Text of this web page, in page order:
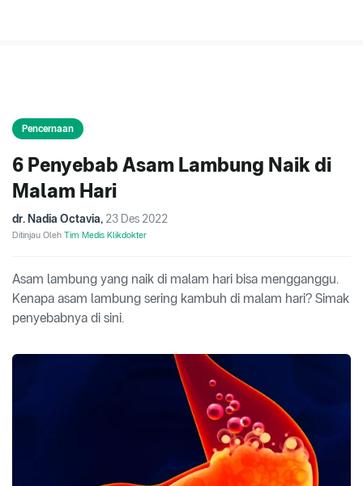
Pencernaan
6 Penyebab Asam Lambung Naik di
Malam Hari
dr. Nadia Octavia, 23 Des 2022
Ditinjau Oleh Tim Medis Klikdokter
Asam lambung yang naik di malam hari bisa mengganggu.
Kenapa asam lambung sering kambuh di malam hari? Simak
penyebabnya di sini.